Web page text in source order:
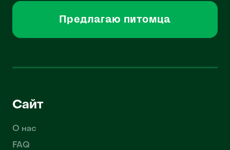
Предлагаю питомца
Сайт
О нас
FAQ